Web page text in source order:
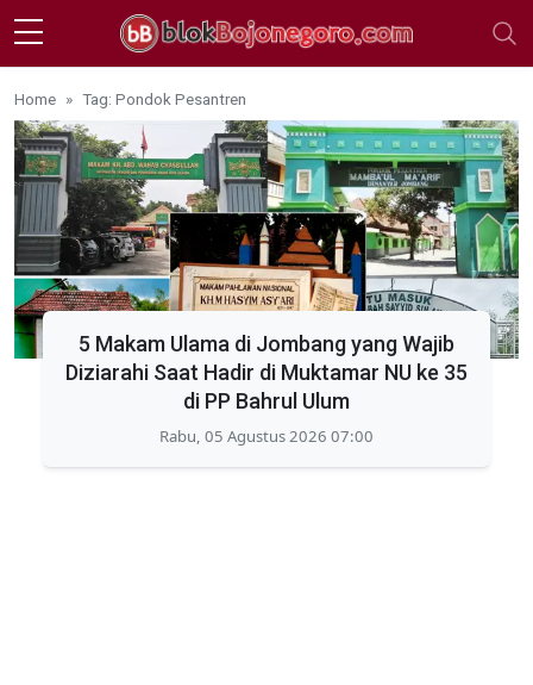
Skip to main content
Home Tag: Pondok Pesantren
5 Makam Ulama di Jombang yang Wajib
Diziarahi Saat Hadir di Muktamar NU ke 35
di PP Bahrul Ulum
Rabu, 05 Agustus 2026 07:00